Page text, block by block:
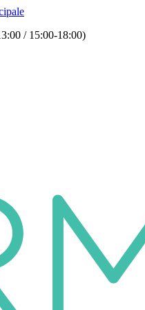
/ 15:00-18:00)